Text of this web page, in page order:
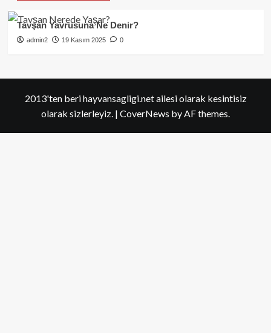
Tavşan Yavrusuna Ne Denir?
admin2 19 Kasım 2025 0
2013'ten beri hayvansagligi.net ailesi olarak kesintisiz
olarak sizlerleyiz. | CoverNews by AF themes.